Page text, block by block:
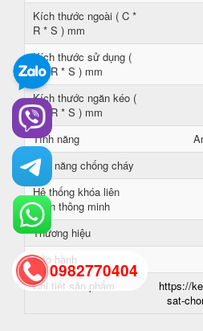
Kích thước ngoài ( C *
R * S ) mm
Kích thước sử dụng (
C * R * S ) mm
Kích thước ngăn kéo (
C * R * S ) mm
Tính năng
Khả năng chống cháy
Hệ thống khóa liên
hoàn thông minh
Thương hiệu
Bảo hành
Chi tiết sản phẩm
https://
sat-
0982770404